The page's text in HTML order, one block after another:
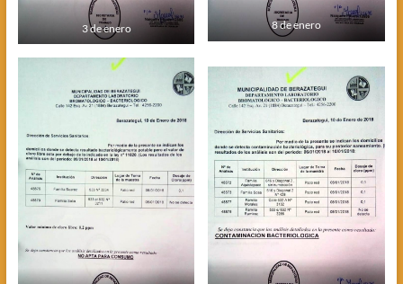
3 de enero 8 de enero